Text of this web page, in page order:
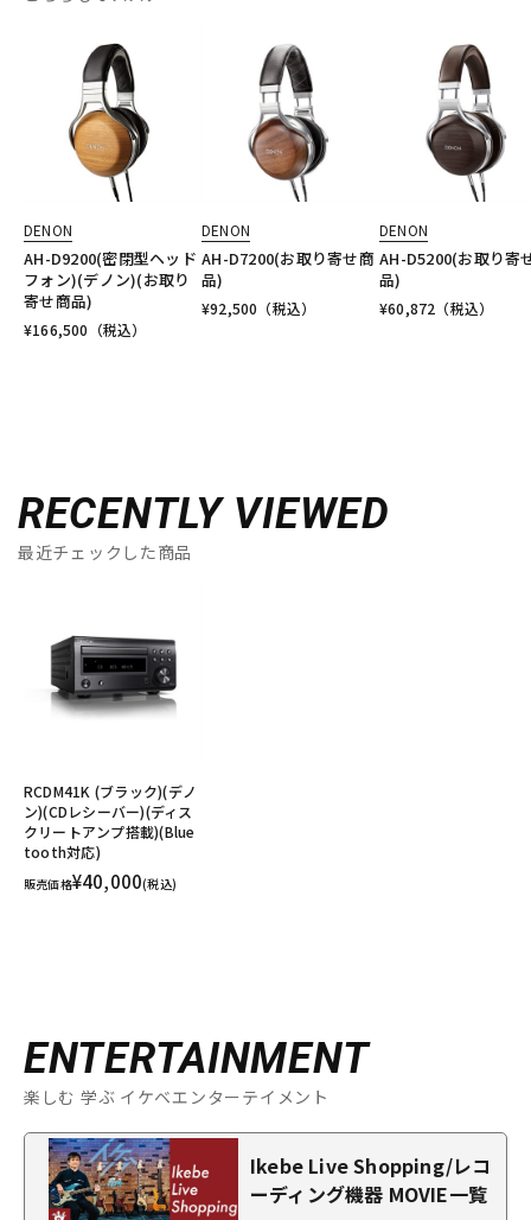
DENON
AH-D9200(密閉型ヘッド
フォン)(デノン)(お取り
寄せ商品)
¥166,500 （税込）
DENON
AH-D7200(お取り寄せ商
品)
¥92,500 （税込）
DENON
AH-D5200(お取り寄
品)
¥60,872 （税込）
RECENTLY VIEWED
最近チェックした商品
RCDM41K (ブラック)(デノ
ン)(CDレシーバー)(ディス
クリートアンプ搭載)(Blue
tooth対応)
販売価格¥40,000(税込)
ENTERTAINMENT
楽しむ 学ぶ イケベエンターテイメント
Ikebe Live Shopping/レコ
ーディング機器 MOVIE一覧